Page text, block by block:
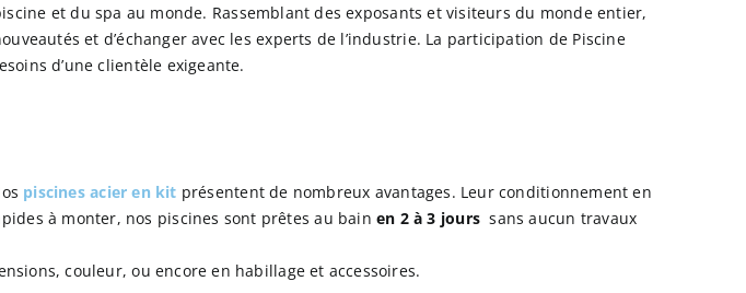
et du spa au monde. Rassemblant des exposants et visiteurs du monde entier,
et d’échanger avec les experts de l’industrie. La participation de Piscine
d’une clientèle exigeante.
piscines acier en kit présentent de nombreux avantages. Leur conditionnement en
à monter, nos piscines sont prêtes au bain en 2 à 3 jourssans aucun travaux
couleur, ou encore en habillage et accessoires.